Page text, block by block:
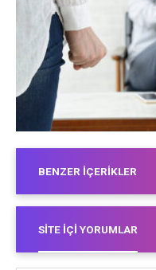
BENZER İÇERIKLER
SITE İÇI YORUMLAR